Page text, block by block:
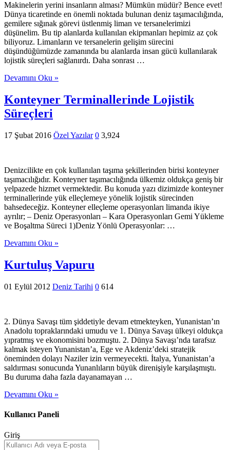
Makinelerin yerini insanların alması? Mümkün müdür? Bence evet!
Dünya ticaretinde en önemli noktada bulunan deniz taşımacılığında,
gemilere sığınak görevi üstlenmiş liman ve tersanelerimizi
düşünelim. Bu tip alanlarda kullanılan ekipmanları hepimiz az çok
biliyoruz. Limanların ve tersanelerin gelişim sürecini
düşündüğümüzde zamanında bu alanlarda insan gücü kullanılarak
lojistik süreçleri sağlanırdı. Daha sonrası …
Devamını Oku »
Konteyner Terminallerinde Lojistik
Süreçleri
17 Şubat 2016 Özel Yazılar 0 3,924
Denizcilikte en çok kullanılan taşıma şekillerinden birisi konteyner
taşımacılığıdır. Konteyner taşımacılığında ülkemiz oldukça geniş bir
yelpazede hizmet vermektedir. Bu konuda yazı dizimizde konteyner
terminallerinde yük elleçlemeye yönelik lojistik sürecinden
bahsedeceğiz. Konteyner elleçleme operasyonları limanda ikiye
ayrılır; – Deniz Operasyonları – Kara Operasyonları Gemi Yükleme
ve Boşaltma Süreci 1)Deniz Yönlü Operasyonlar: …
Devamını Oku »
Kurtuluş Vapuru
01 Eylül 2012 Deniz Tarihi 0 614
2. Dünya Savaşı tüm şiddetiyle devam etmekteyken, Yunanistan’ın
Anadolu topraklarındaki umudu ve 1. Dünya Savaşı ülkeyi oldukça
yıpratmış ve ekonomisini bozmuştu. 2. Dünya Savaşı’nda tarafsız
kalmak isteyen Yunanistan’a, Ege ve Akdeniz’deki stratejik
öneminden dolayı Naziler izin vermeyecekti. İtalya, Yunanistan’a
saldırması sonucunda Yunanlıların büyük direnişiyle karşılaşmıştı.
Bu duruma daha fazla dayanamayan …
Devamını Oku »
Kullanıcı Paneli
Giriş